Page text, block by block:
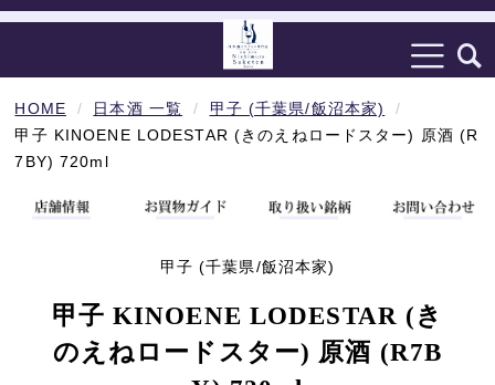
HOME 日本酒 一覧
甲子 (千葉県/飯沼本家)
甲子 KINOENE LODESTAR (きのえねロードスター) 原酒 (R
7BY) 720ml
甲子 (千葉県/飯沼本家)
甲子 KINOENE LODESTAR (き
のえねロードスター) 原酒 (R7B